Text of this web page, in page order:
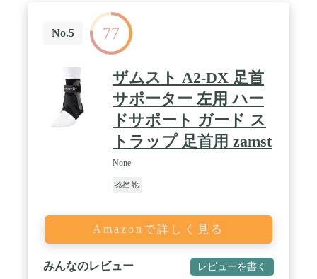
和らげ、足の関節の不快感を解消します。足首サポ
ータは体重を支え、苦労している足を応援してあげ
ます。 / 「通気性と吸汗性を兼ね備えた足首サポー
タ」：足首サポータは高質量ポリウレタン素材を採
用しており、足首サポータの表面には細かい穴があ
ります、通気性を確保します。肌に優しくムレにく
いポリウレタン素材を使っている足用サポーター汗
の吸収も良く、運動中も快適に着用できます。軽量
感と快適な装着感で長時間の使用にも適していま
す。 / 「薄型足首サポーター多様な適用場面」足首
サポーターは靴下のような薄い形状で作られている
ため、仕事中でも自由に着用でき、立ち仕事の方に
節を保護するために装着することで、運動時のケガ
ることができます。 / 【適用対象】足首サポーター
はドイツ先端技術を駆使したサポート装具として、
め、NBAやブンデスリーガなどトップリーグで活躍
する選手から一般人まで、幅広い層に愛用されてい
No.5 77
ザムスト A2-DX 足首
サポーター 左用 ハー
ドサポート ガード ス
トラップ 足首用 zamst
None
捻挫 靴
Amazonで詳しく見る
みんなのレビュー レビューを書く